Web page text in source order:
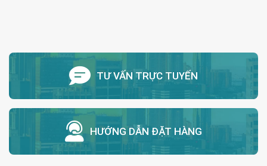
TƯ VẤN TRỰC TUYẾN
HƯỚNG DẪN ĐẶT HÀNG